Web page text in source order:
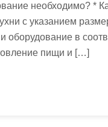
необходимо? *
с указанием
оборудование в
пищи и […]